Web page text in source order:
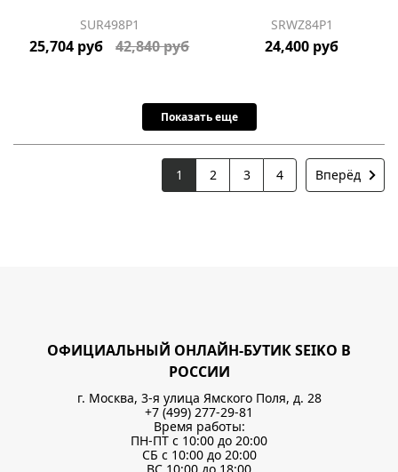
SUR498P1
25,704 руб 42,840 руб
SRWZ84P1
24,400 руб
Показать еще
1 2 3 4 Вперёд
ОФИЦИАЛЬНЫЙ ОНЛАЙН-БУТИК SEIKO В
РОССИИ
г. Москва, 3-я улица Ямского Поля, д. 28
+7 (499) 277-29-81
Время работы:
ПН-ПТ с 10:00 до 20:00
СБ с 10:00 до 20:00